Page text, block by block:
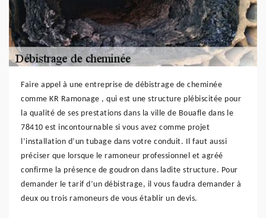
Faire appel à une entreprise de débistrage de cheminée
comme KR Ramonage , qui est une structure plébiscitée pour
la qualité de ses prestations dans la ville de Bouafle dans le
78410 est incontournable si vous avez comme projet
l’installation d’un tubage dans votre conduit. Il faut aussi
préciser que lorsque le ramoneur professionnel et agréé
confirme la présence de goudron dans ladite structure. Pour
demander le tarif d’un débistrage, il vous faudra demander à
deux ou trois ramoneurs de vous établir un devis.